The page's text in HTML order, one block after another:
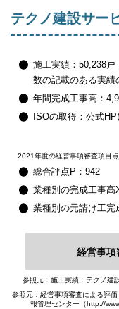
テクノ建設サー
施工実績：50,238戸
数の記載のある実績
年間完成工事高：
ISOの取得：公式
2021年度の経営事項審査項目点
総合評点P：942
業種別の完成工事高
業種別の元請け工完
経営事項
参照元：施工実績：テクノ建
参照元：経営事項審査による評
報管理センター（http://